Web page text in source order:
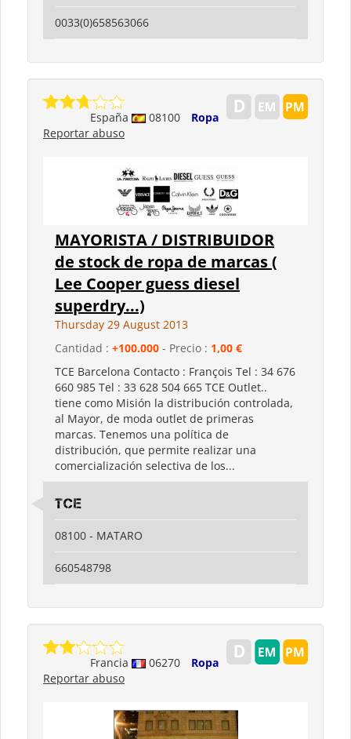
0033(0)658563066
España 08100
Ropa
Reportar abuso
MAYORISTA / DISTRIBUIDOR
de stock de ropa de marcas (
Lee Cooper guess diesel
superdry...)
Thursday 29 August 2013
Cantidad : +100.000 - Precio : 1,00 €
TCE Barcelona Contacto : François Tel : 34 676
660 985 Tel : 33 628 504 665 TCE Outlet..
tiene como Misión la distribución controlada,
al Mayor, de moda outlet de primeras
marcas. Tenemos una política de
distribución, que permite realizar una
comercialización selectiva de los...
tce
08100 - MATARO
660548798
Francia 06270
Ropa
Reportar abuso